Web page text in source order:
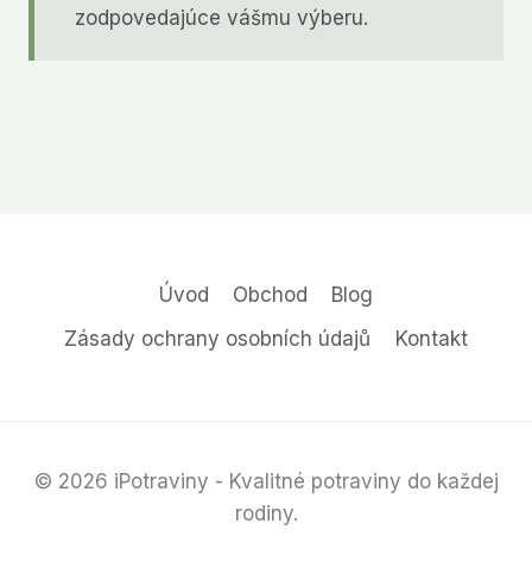
zodpovedajúce vášmu výberu.
Úvod Obchod
Blog
Zásady ochrany osobních údajů
Kontakt
© 2026 iPotraviny - Kvalitné potraviny do každej
rodiny.